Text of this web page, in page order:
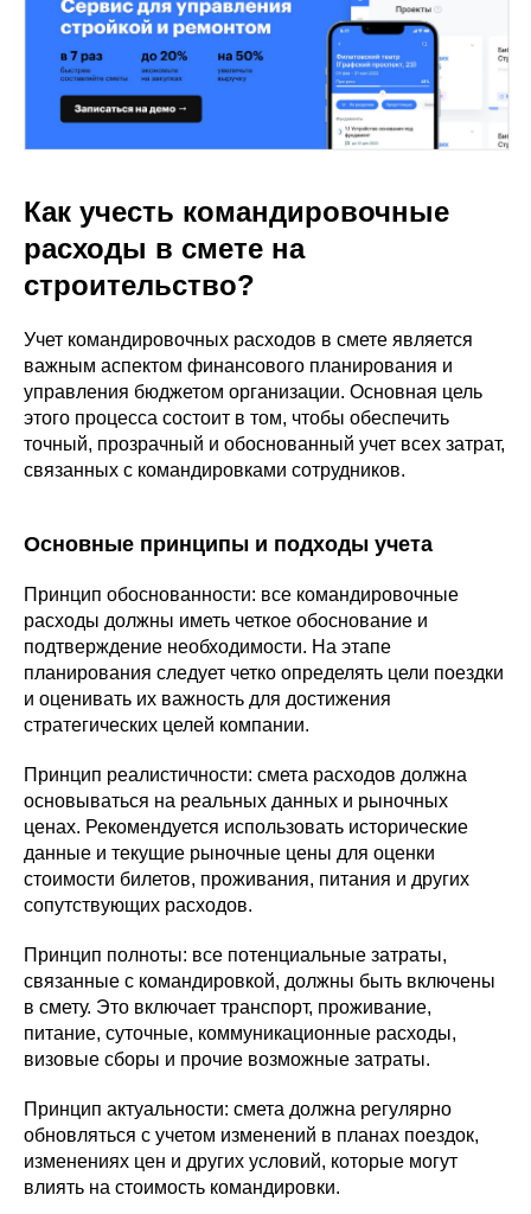
Как учесть командировочные
расходы в смете на
строительство?
Учет командировочных расходов в смете является
важным аспектом финансового планирования и
управления бюджетом организации. Основная цель
этого процесса состоит в том, чтобы обеспечить
точный, прозрачный и обоснованный учет всех затрат,
связанных с командировками сотрудников.
Основные принципы и подходы учета
Принцип обоснованности: все командировочные
расходы должны иметь четкое обоснование и
подтверждение необходимости. На этапе
планирования следует четко определять цели поездки
и оценивать их важность для достижения
стратегических целей компании.
Принцип реалистичности: смета расходов должна
основываться на реальных данных и рыночных
ценах. Рекомендуется использовать исторические
данные и текущие рыночные цены для оценки
стоимости билетов, проживания, питания и других
сопутствующих расходов.
Принцип полноты: все потенциальные затраты,
связанные с командировкой, должны быть включены
в смету. Это включает транспорт, проживание,
питание, суточные, коммуникационные расходы,
визовые сборы и прочие возможные затраты.
Принцип актуальности: смета должна регулярно
обновляться с учетом изменений в планах поездок,
изменениях цен и других условий, которые могут
влиять на стоимость командировки.